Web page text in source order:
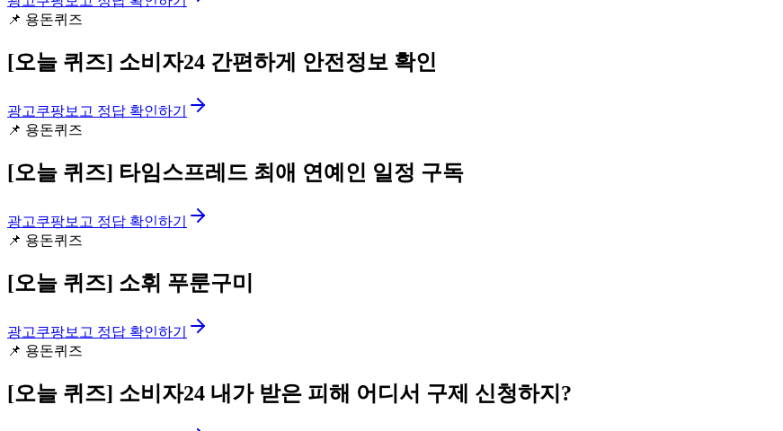
📌 용돈퀴즈
[오늘 퀴즈] 소비자24 간편하게 안전정보 확인
광고쿠팡보고 정답 확인하기
📌 용돈퀴즈
[오늘 퀴즈] 타임스프레드 최애 연예인 일정 구독
광고쿠팡보고 정답 확인하기
📌 용돈퀴즈
[오늘 퀴즈] 소휘 푸룬구미
광고쿠팡보고 정답 확인하기
📌 용돈퀴즈
[오늘 퀴즈] 소비자24 내가 받은 피해 어디서 구제 신청하지?